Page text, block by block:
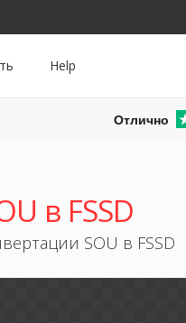
Help
Отлично
в FSSD
SOU в FSSD